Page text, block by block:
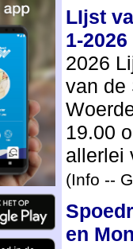
LIjst
1-2026
2026
van de
19.00
allerlei
(Info --
en